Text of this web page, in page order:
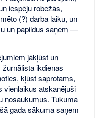
iespēju robežās,
(?) darba laiku, un
un papildus saņem —
jākļūst un
ikdienas
kļūst saprotams,
vienlaikus atskanējuši
nosaukumus. Tukuma
gada sākuma saņem